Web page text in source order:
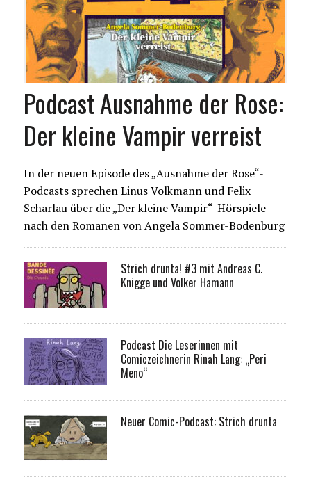
Podcast Ausnahme der Rose:
Der kleine Vampir verreist
In der neuen Episode des „Ausnahme der Rose“-
Podcasts sprechen Linus Volkmann und Felix
Scharlau über die „Der kleine Vampir“-Hörspiele
nach den Romanen von Angela Sommer-Bodenburg
Strich drunta! #3 mit Andreas C.
Knigge und Volker Hamann
Podcast Die Leserinnen mit
Comiczeichnerin Rinah Lang: „Peri
Meno“
Neuer Comic-Podcast: Strich drunta